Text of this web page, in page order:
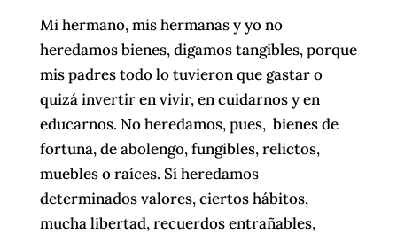
Mi hermano, mis hermanas y yo no
heredamos bienes, digamos tangibles, porque
mis padres todo lo tuvieron que gastar o
quizá invertir en vivir, en cuidarnos y en
educarnos. No heredamos, pues, bienes de
fortuna, de abolengo, fungibles, relictos,
muebles o raíces. Sí heredamos
determinados valores, ciertos hábitos,
mucha libertad, recuerdos entrañables,